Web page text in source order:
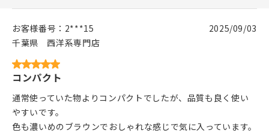
お客様番号： 2***15
千葉県
西洋系専門店
2025/09/03
コンパクト
通常使っていた物よりコンパクトでしたが、品質も良く使い
やすいです。
色も濃いめのブラウンでおしゃれな感じで気に入っています。